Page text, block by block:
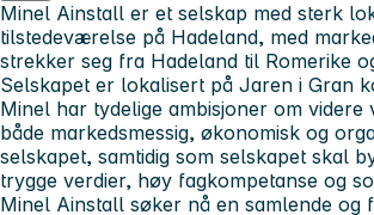
Minel Ainstall er et selskap med sterk
tilstedeværelse på Hadeland, med
strekker seg fra Hadeland til Romerike
Selskapet er lokalisert på Jaren i Gran
Minel har tydelige ambisjoner om videre
både markedsmessig, økonomisk og
selskapet, samtidig som selskapet skal
trygge verdier, høy fagkompetanse og
Minel Ainstall søker nå en samlende og